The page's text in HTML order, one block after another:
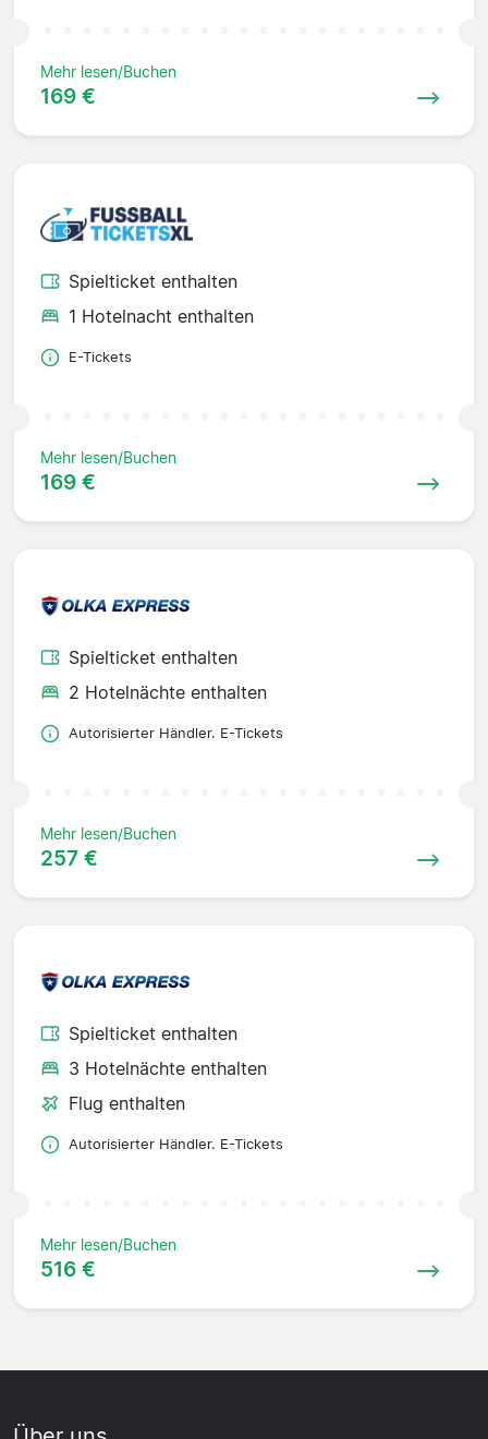
Mehr lesen/Buchen
169 €
Spielticket enthalten
1 Hotelnacht enthalten
E-Tickets
Mehr lesen/Buchen
169 €
Spielticket enthalten
2 Hotelnächte enthalten
Autorisierter Händler. E-Tickets
Mehr lesen/Buchen
257 €
Spielticket enthalten
3 Hotelnächte enthalten
Flug enthalten
Autorisierter Händler. E-Tickets
Mehr lesen/Buchen
516 €